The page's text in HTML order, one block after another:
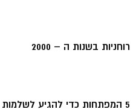
רוחניות בשנות ה – 2000
5 המפתחות כדי להגיע לשלמות